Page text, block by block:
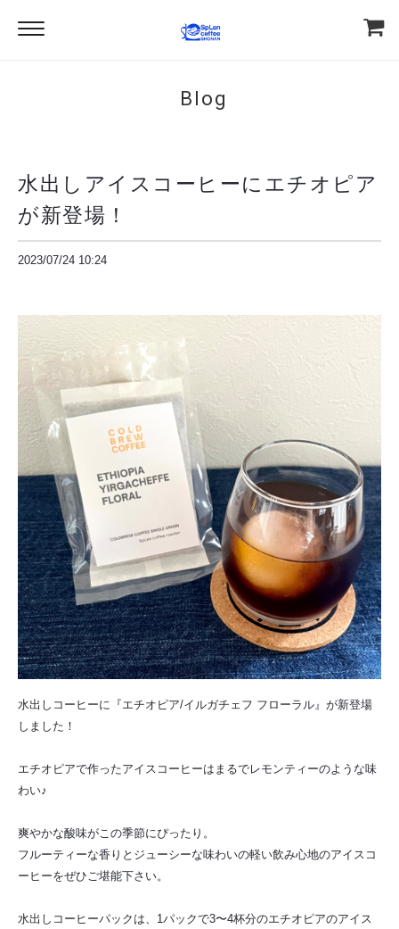
Blog
水出しアイスコーヒーにエチオピア
が新登場！
2023/07/24 10:24
水出しコーヒーに『エチオピア/イルガチェフ フローラル』が新登場
しました！
エチオピアで作ったアイスコーヒーはまるでレモンティーのような味
わい♪
爽やかな酸味がこの季節にぴったり。
フルーティーな香りとジューシーな味わいの軽い飲み心地のアイスコ
ーヒーをぜひご堪能下さい。
水出しコーヒーパックは、1パックで3〜4杯分のエチオピアのアイス